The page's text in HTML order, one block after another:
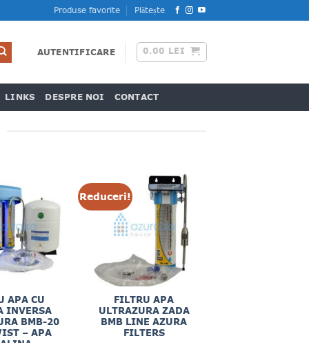
Produse favorite Plătește
AUTENTIFICARE 0.00 LEI
LINKS DESPRE NOI CONTACT
APA CU
INVERSA
BMB-20
– APA
Reduceri!
FILTRU APA
ULTRAZURA ZADA
BMB LINE AZURA
FILTERS